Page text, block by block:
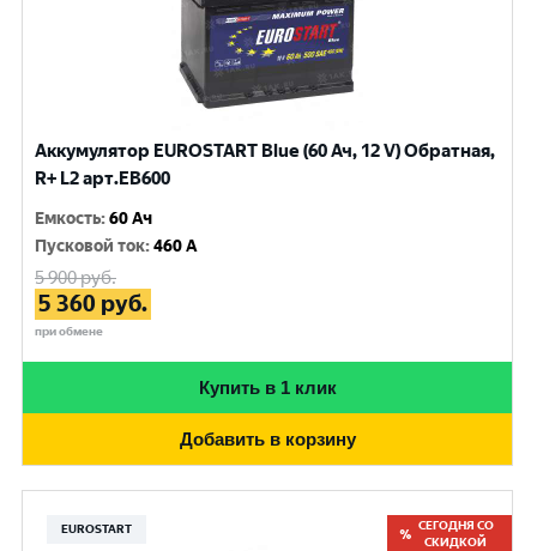
Аккумулятор EUROSTART Blue (60 Ач, 12 V) Обратная,
R+ L2 арт.EB600
Емкость:60 Ач
Пусковой ток:460 A
5 900руб.
5 360 руб.
при обмене
Купить в 1 клик
Добавить в корзину
EUROSTART
СЕГОДНЯ СО
СКИДКОЙ